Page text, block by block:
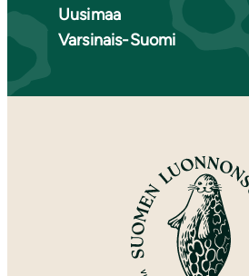
Uusimaa
Varsinais-Suomi